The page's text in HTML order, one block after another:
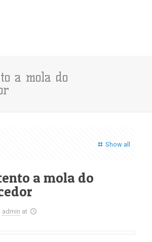
a mola do
Show all
a mola do
admin at